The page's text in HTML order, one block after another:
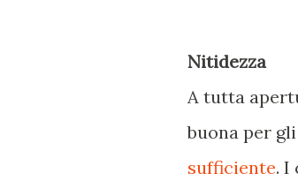
Nitidezza
A tutta
buona per gli
sufficiente. I